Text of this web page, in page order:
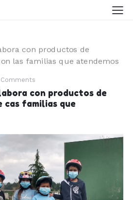
Comments
con productos de
cas familias que